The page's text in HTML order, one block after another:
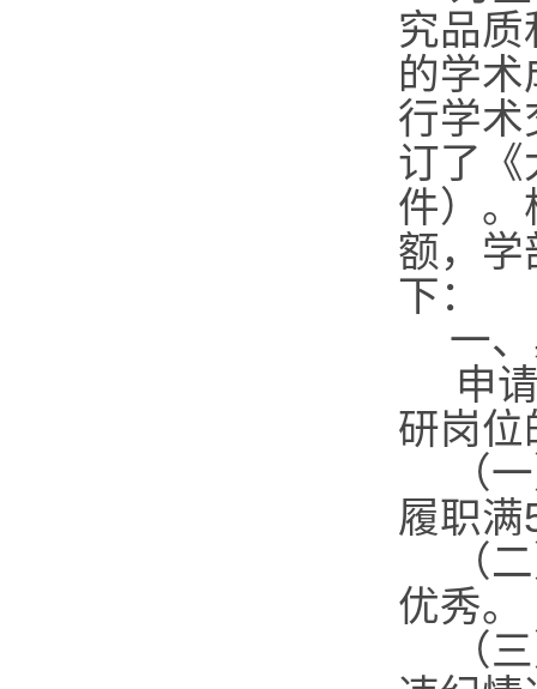
究品质
的学
行学术
订了《
件）。
额，学
下：
一
申
研岗位
（
履职满
（
优秀。
（